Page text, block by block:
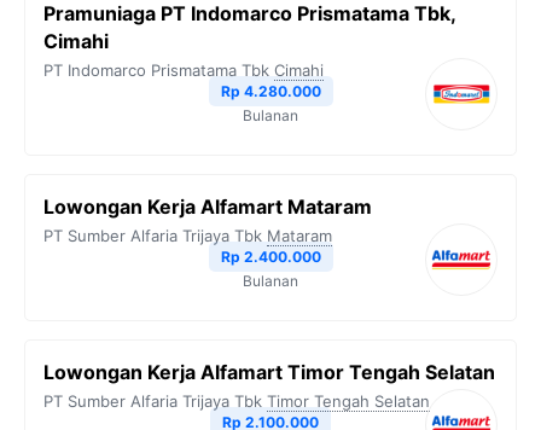
Pramuniaga PT Indomarco Prismatama Tbk,
Cimahi
PT Indomarco Prismatama Tbk Cimahi
Rp 4.280.000
Bulanan
Lowongan Kerja Alfamart Mataram
PT Sumber Alfaria Trijaya Tbk Mataram
Rp 2.400.000
Bulanan
Lowongan Kerja Alfamart Timor Tengah Selatan
PT Sumber Alfaria Trijaya Tbk Timor Tengah Selatan
Rp 2.100.000